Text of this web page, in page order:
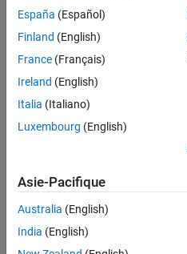
Vous
pouvez
élargir
votre
recherche
ou
afficher
l’ensemble
d'emploi.
malgré
tout
vous
España (Español)
Finland (English)
France (Français)
Ireland (English)
Italia (Italiano)
Luxembourg (English)
Asie-Pacifique
Australia (English)
India (English)